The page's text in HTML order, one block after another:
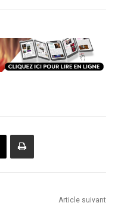
Article suivant